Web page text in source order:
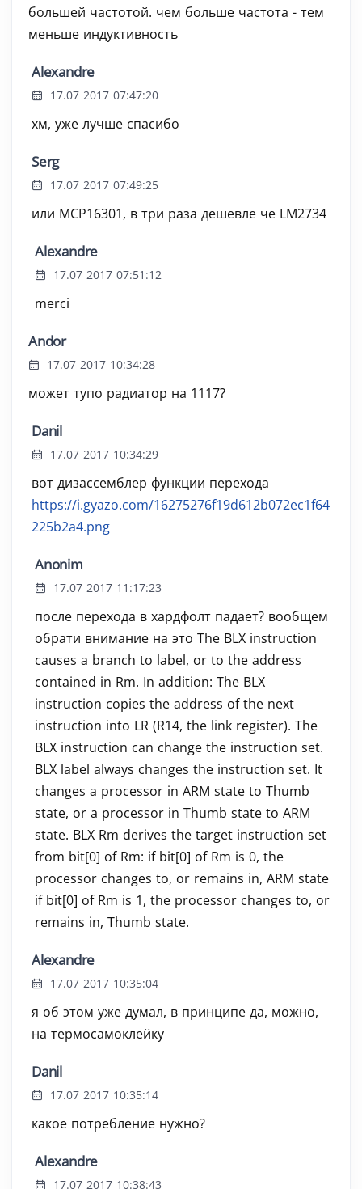
большей частотой. чем больше частота - тем
меньше индуктивность
Alexandre
17.07 2017 07:47:20
хм, уже лучше спасибо
Serg
17.07 2017 07:49:25
или MCP16301, в три раза дешевле че LM2734
Alexandre
17.07 2017 07:51:12
merci
Andor
17.07 2017 10:34:28
может тупо радиатор на 1117?
Danil
17.07 2017 10:34:29
вот дизассемблер функции перехода
https://i.gyazo.com/16275276f19d612b072ec1f64
225b2a4.png
Anonim
17.07 2017 11:17:23
после перехода в хардфолт падает? вообщем
обрати внимание на это The BLX instruction
causes a branch to label, or to the address
contained in Rm. In addition: The BLX
instruction copies the address of the next
instruction into LR (R14, the link register). The
BLX instruction can change the instruction set.
BLX label always changes the instruction set. It
changes a processor in ARM state to Thumb
state, or a processor in Thumb state to ARM
state. BLX Rm derives the target instruction set
from bit[0] of Rm: if bit[0] of Rm is 0, the
processor changes to, or remains in, ARM state
if bit[0] of Rm is 1, the processor changes to, or
remains in, Thumb state.
Alexandre
17.07 2017 10:35:04
я об этом уже думал, в принципе да, можно,
на термосамоклейку
Danil
17.07 2017 10:35:14
какое потребление нужно?
Alexandre
17.07 2017 10:38:43